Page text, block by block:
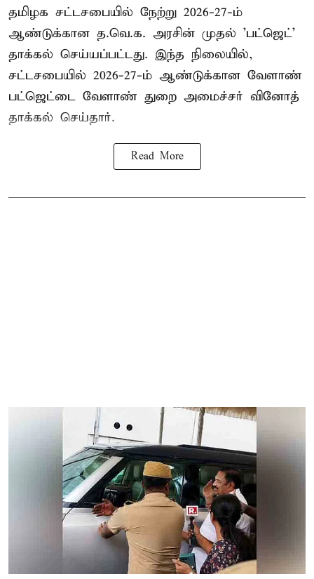
தமிழக சட்டசபையில் நேற்று 2026-27-ம்
ஆண்டுக்கான த.வெ.க. அரசின் முதல் 'பட்ஜெட்'
தாக்கல் செய்யப்பட்டது. இந்த நிலையில்,
சட்டசபையில் 2026-27-ம் ஆண்டுக்கான வேளாண்
பட்ஜெட்டை வேளாண் துறை அமைச்சர் வினோத்
தாக்கல் செய்தார்.
Read More